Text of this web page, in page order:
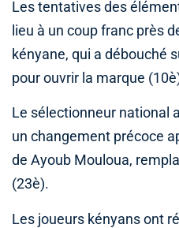
Les tentatives des
lieu à un coup franc près
kényane, qui a débouché
pour ouvrir la marque
Le sélectionneur national
un changement précoce
de Ayoub Mouloua,
(23è).
Les joueurs kényans ont